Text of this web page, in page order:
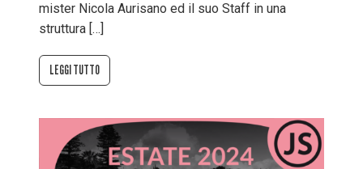
mister Nicola Aurisano ed il suo Staff in una
struttura […]
LEGGI TUTTO